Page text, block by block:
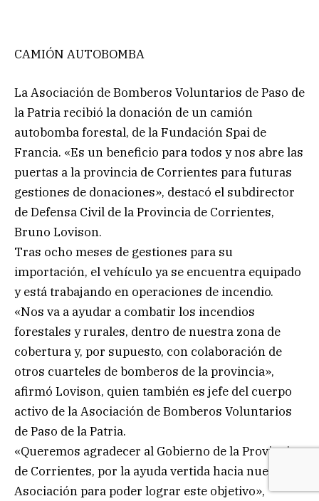
CAMIÓN AUTOBOMBA
La Asociación de Bomberos Voluntarios de Paso de
la Patria recibió la donación de un camión
autobomba forestal, de la Fundación Spai de
Francia. «Es un beneficio para todos y nos abre las
puertas a la provincia de Corrientes para futuras
gestiones de donaciones», destacó el subdirector
de Defensa Civil de la Provincia de Corrientes,
Bruno Lovison.
Tras ocho meses de gestiones para su
importación, el vehículo ya se encuentra equipado
y está trabajando en operaciones de incendio.
«Nos va a ayudar a combatir los incendios
forestales y rurales, dentro de nuestra zona de
cobertura y, por supuesto, con colaboración de
otros cuarteles de bomberos de la provincia»,
afirmó Lovison, quien también es jefe del cuerpo
activo de la Asociación de Bomberos Voluntarios
de Paso de la Patria.
«Queremos agradecer al Gobierno de la Provincia
de Corrientes, por la ayuda vertida hacia nuestra
Asociación para poder lograr este objetivo»,